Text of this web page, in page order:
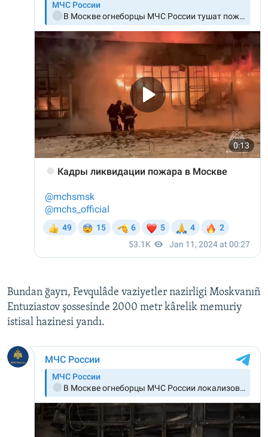
Bundan ğayrı, Fevqulâde vaziyetler nazirligi Moskvanıñ
Entuziastov şossesinde 2000 metr kârelik memuriy
istisal hazinesi yandı.